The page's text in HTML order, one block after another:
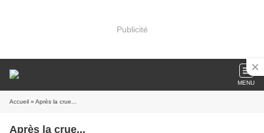
Publicité
MENU
Accueil » Après la crue...
Après la crue...